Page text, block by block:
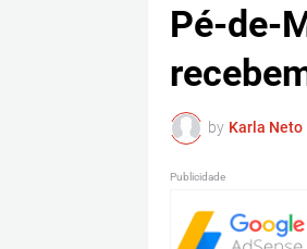
Pé-de-
by Karla Neto
Publicidade